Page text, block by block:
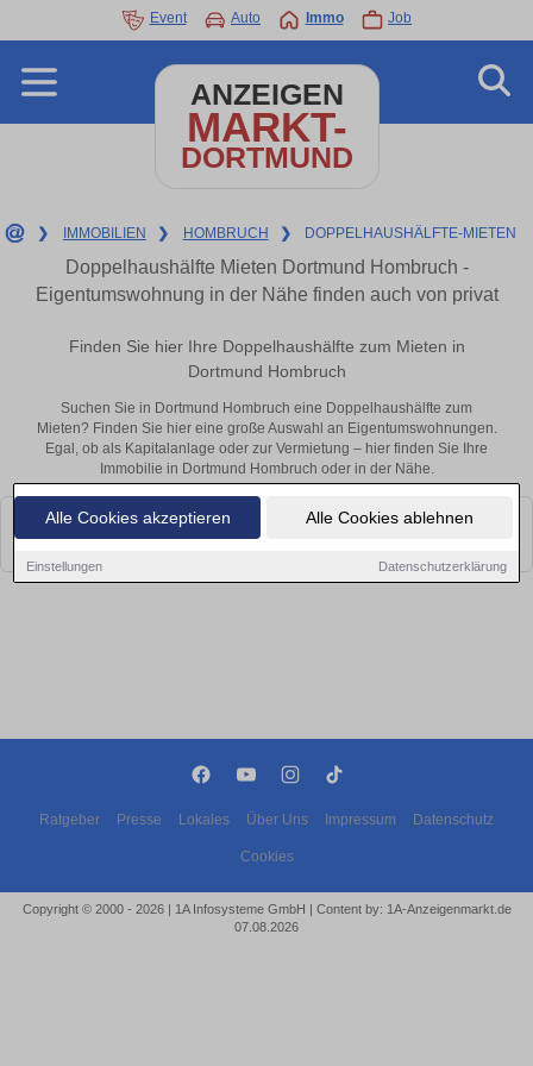
Alle Cookies akzeptieren Alle Cookies ablehnen
Einstellungen Datenschutzerklärung
Event Auto Immo Job
ANZEIGEN
MARKT-
DORTMUND
❯ IMMOBILIEN ❯ HOMBRUCH ❯ DOPPELHAUSHÄLFTE-MIETEN
Doppelhaushälfte Mieten Dortmund Hombruch -
Eigentumswohnung in der Nähe finden auch von privat
Finden Sie hier Ihre Doppelhaushälfte zum Mieten in
Dortmund Hombruch
Suchen Sie in Dortmund Hombruch eine Doppelhaushälfte zum
Mieten? Finden Sie hier eine große Auswahl an Eigentumswohnungen.
Egal, ob als Kapitalanlage oder zur Vermietung – hier finden Sie Ihre
Immobilie in Dortmund Hombruch oder in der Nähe.
Leider konnten wir derzeit keine passenden Objekte finden. Schauen Sie
bald wieder vorbei!
Ratgeber Presse Lokales Über Uns Impressum Datenschutz
Cookies
Copyright © 2000 - 2026 | 1A Infosysteme GmbH | Content by: 1A-Anzeigenmarkt.de
07.08.2026